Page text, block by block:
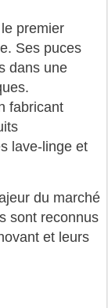
premier
Ses puces
dans une
fabricant
lave-linge et
du marché
sont reconnus
et leurs